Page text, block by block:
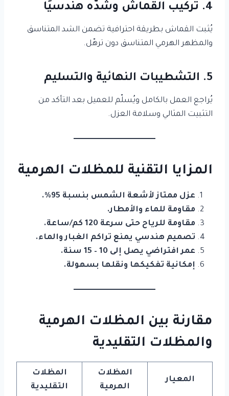
4. تركيب القماش وشدّه هندسيًا
يُثبت القماش بطريقة احترافية تضمن الشد المتناسق
والمظهر الهرمي المتناسق دون ترهّل.
5. التشطيبات النهائية والتسليم
يُراجع العمل بالكامل ويُسلّم للعميل بعد التأكد من
التثبيت المثالي وسلامة العزل.
المزايا التقنية للمظلات الهرمية
عزل ممتاز لأشعة الشمس بنسبة 95%.
مقاومة للماء والأمطار.
مقاومة للرياح حتى سرعة 120 كم/ساعة.
تصميم هندسي يمنع تراكم الغبار والماء.
عمر افتراضي يصل إلى 10 – 15 سنة.
إمكانية تفكيكها ونقلها بسهولة.
مقارنة بين المظلات الهرمية
والمظلات التقليدية
المعيار
المظلات
الهرمية
المظلات
التقليدية